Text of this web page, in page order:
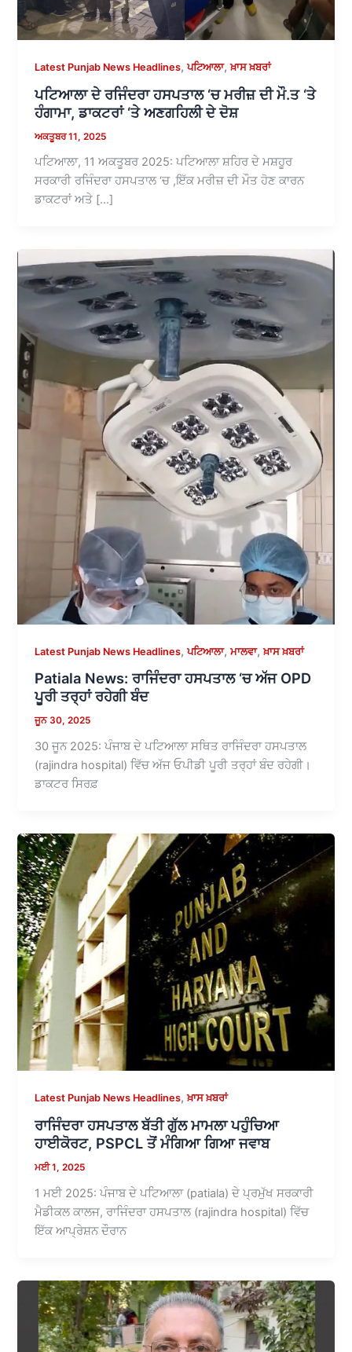
Latest Punjab News Headlines,ਪਟਿਆਲਾ,ਖ਼ਾਸ ਖ਼ਬਰਾਂ
ਪਟਿਆਲਾ ਦੇ ਰਜਿੰਦਰਾ ਹਸਪਤਾਲ ‘ਚ ਮਰੀਜ਼ ਦੀ ਮੌ.ਤ ‘ਤੇ
ਹੰਗਾਮਾ, ਡਾਕਟਰਾਂ ‘ਤੇ ਅਣਗਹਿਲੀ ਦੇ ਦੋਸ਼
ਅਕਤੂਬਰ 11, 2025
ਪਟਿਆਲਾ, 11 ਅਕਤੂਬਰ 2025: ਪਟਿਆਲਾ ਸ਼ਹਿਰ ਦੇ ਮਸ਼ਹੂਰ
ਸਰਕਾਰੀ ਰਜਿੰਦਰਾ ਹਸਪਤਾਲ ‘ਚ ,ਇੱਕ ਮਰੀਜ਼ ਦੀ ਮੌਤ ਹੋਣ ਕਾਰਨ
ਡਾਕਟਰਾਂ ਅਤੇ […]
Latest Punjab News Headlines,ਪਟਿਆਲਾ,ਮਾਲਵਾ,ਖ਼ਾਸ ਖ਼ਬਰਾਂ
Patiala News: ਰਾਜਿੰਦਰਾ ਹਸਪਤਾਲ ‘ਚ ਅੱਜ OPD
ਪੂਰੀ ਤਰ੍ਹਾਂ ਰਹੇਗੀ ਬੰਦ
ਜੂਨ 30, 2025
30 ਜੂਨ 2025: ਪੰਜਾਬ ਦੇ ਪਟਿਆਲਾ ਸਥਿਤ ਰਾਜਿੰਦਰਾ ਹਸਪਤਾਲ
(rajindra hospital) ਵਿੱਚ ਅੱਜ ਓਪੀਡੀ ਪੂਰੀ ਤਰ੍ਹਾਂ ਬੰਦ ਰਹੇਗੀ।
ਡਾਕਟਰ ਸਿਰਫ਼
Latest Punjab News Headlines,ਖ਼ਾਸ ਖ਼ਬਰਾਂ
ਰਾਜਿੰਦਰਾ ਹਸਪਤਾਲ ਬੱਤੀ ਗੁੱਲ ਮਾਮਲਾ ਪਹੁੰਚਿਆ
ਹਾਈਕੋਰਟ, PSPCL ਤੋਂ ਮੰਗਿਆ ਗਿਆ ਜਵਾਬ
ਮਈ 1, 2025
1 ਮਈ 2025: ਪੰਜਾਬ ਦੇ ਪਟਿਆਲਾ (patiala) ਦੇ ਪ੍ਰਮੁੱਖ ਸਰਕਾਰੀ
ਮੈਡੀਕਲ ਕਾਲਜ, ਰਾਜਿੰਦਰਾ ਹਸਪਤਾਲ (rajindra hospital) ਵਿੱਚ
ਇੱਕ ਆਪ੍ਰੇਸ਼ਨ ਦੌਰਾਨ